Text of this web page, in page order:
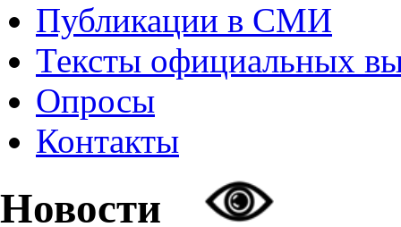
Публикации в СМИ
Тексты официальных
Опросы
Контакты
Новости